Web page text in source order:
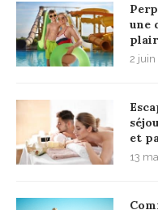
une
2
et
13